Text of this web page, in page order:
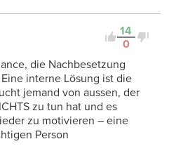
14
0
die Nachbesetzung
interne Lösung ist die
jemand von aussen, der
zu tun hat und es
zu motivieren – eine
Person